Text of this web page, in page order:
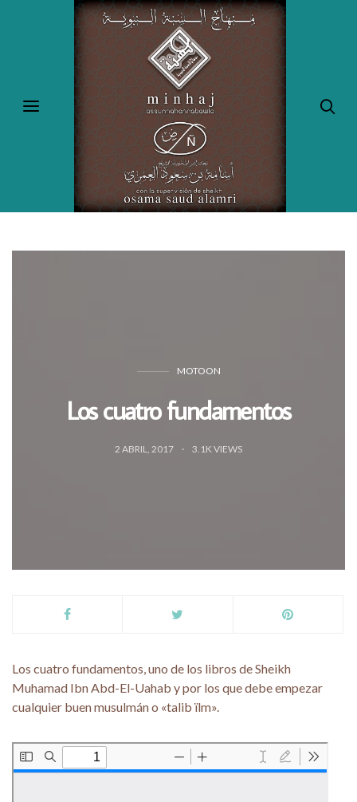
MOTOON
Los cuatro fundamentos
2 ABRIL, 2017 3.1K VIEWS
Los cuatro fundamentos, uno de los libros de Sheikh
Muhamad Ibn Abd-El-Uahab y por los que debe empezar
cualquier buen musulmán o «talib ïlm».